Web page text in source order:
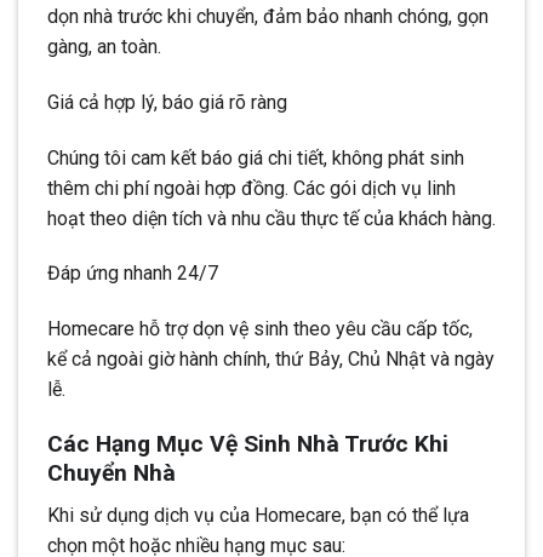
dọn nhà trước khi chuyển, đảm bảo nhanh chóng, gọn
gàng, an toàn.
Giá cả hợp lý, báo giá rõ ràng
Chúng tôi cam kết báo giá chi tiết, không phát sinh
thêm chi phí ngoài hợp đồng. Các gói dịch vụ linh
hoạt theo diện tích và nhu cầu thực tế của khách hàng.
Đáp ứng nhanh 24/7
Homecare hỗ trợ dọn vệ sinh theo yêu cầu cấp tốc,
kể cả ngoài giờ hành chính, thứ Bảy, Chủ Nhật và ngày
lễ.
Các Hạng Mục Vệ Sinh Nhà Trước Khi
Chuyển Nhà
Khi sử dụng dịch vụ của Homecare, bạn có thể lựa
chọn một hoặc nhiều hạng mục sau: